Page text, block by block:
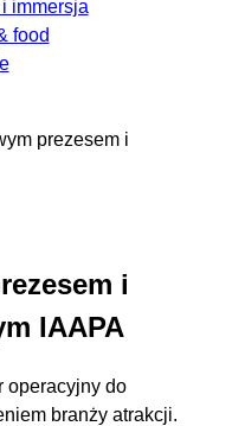
immersja
food
prezesem i
i
IAAPA
operacyjny do
branży atrakcji.